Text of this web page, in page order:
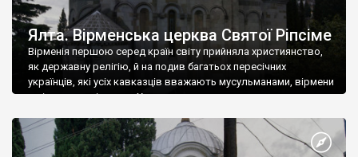
Ялта. Вірменська церква Святої Ріпсіме
Вірменія першою серед країн світу прийняла християнство,
як державну релігію, й на подив багатьох пересічних
українців, які усіх кавказців вважають мусульманами, вірмени
є відданими вірянами Христа